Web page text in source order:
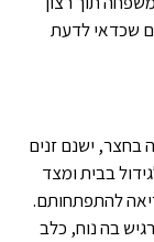
שכדאי לדעת
בחצר, ישנם זנים
בבית ומצד
להתפתחותם.
בה נוח, כלב